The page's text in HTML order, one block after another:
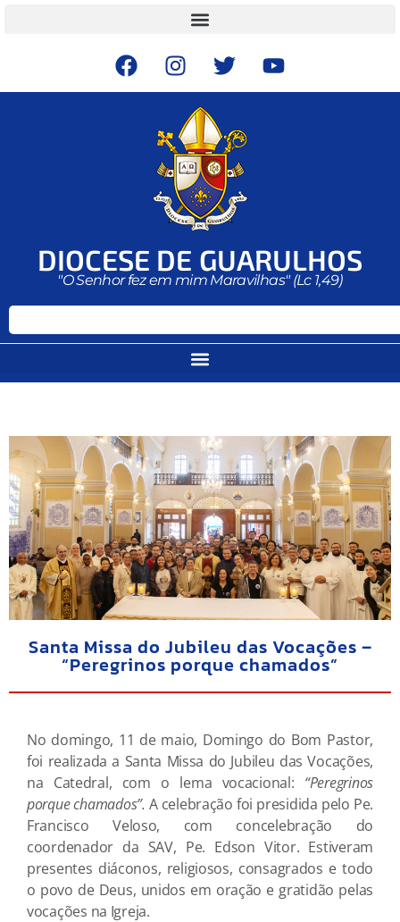
DIOCESE DE GUARULHOS
"O Senhor fez em mim Maravilhas" (Lc 1,49)
Santa Missa do Jubileu das Vocações –
“Peregrinos porque chamados”
No domingo, 11 de maio, Domingo do Bom Pastor,
foi realizada a Santa Missa do Jubileu das Vocações,
na Catedral, com o lema vocacional: “Peregrinos
porque chamados”. A celebração foi presidida pelo Pe.
Francisco Veloso, com concelebração do
coordenador da SAV, Pe. Edson Vitor. Estiveram
presentes diáconos, religiosos, consagrados e todo
o povo de Deus, unidos em oração e gratidão pelas
vocações na Igreja.